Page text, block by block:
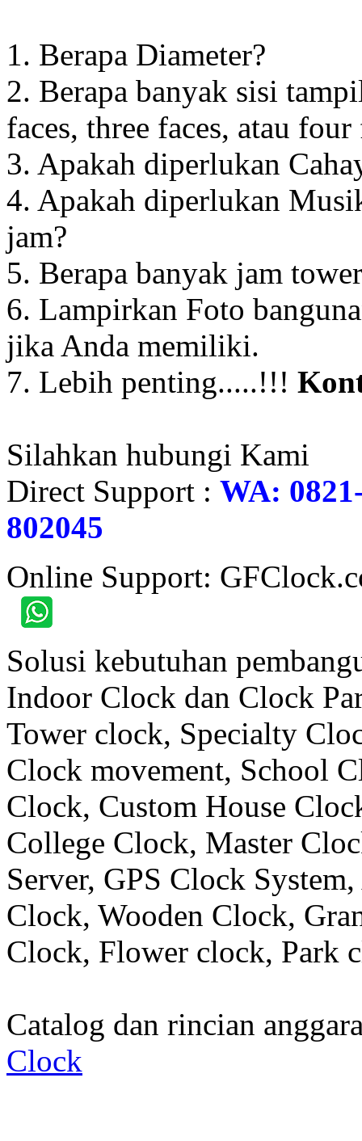
1. Berapa Diameter?
2. Berapa banyak sisi
faces, three faces, atau four
3. Apakah diperlukan
4. Apakah diperlukan
jam?
5. Berapa banyak jam
6. Lampirkan Foto
jika Anda memiliki.
7. Lebih penting.....!!!
Silahkan hubungi Kami
Direct Support : WA:
802045
Online Support:
Solusi kebutuhan
Indoor Clock dan Clock
Tower clock, Specialty
Clock movement, School
Clock, Custom House
College Clock, Master
Server, GPS Clock
Clock, Wooden Clock,
Clock, Flower clock, Park
Catalog dan rincian
Clock